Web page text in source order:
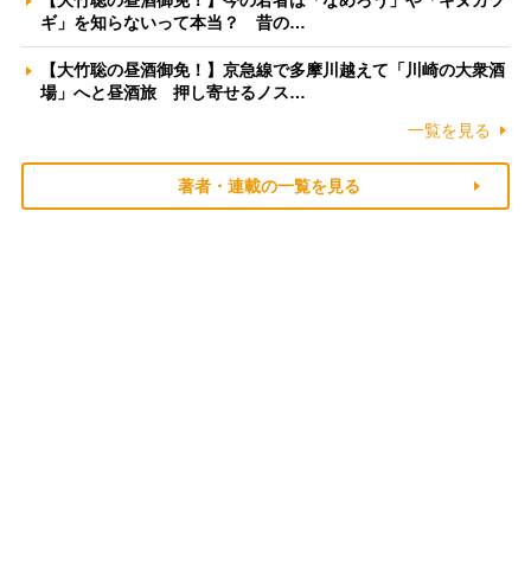
ギ」を知らないって本当？ 昔の…
【大竹聡の昼酒御免！】京急線で多摩川越えて「川崎の大衆酒
場」へと昼酒旅 押し寄せるノス…
一覧を見る
著者・連載の一覧を見る